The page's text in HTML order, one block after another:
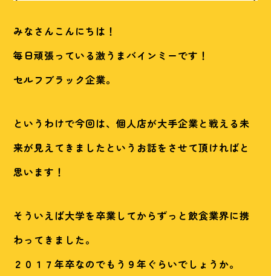
みなさんこんにちは！
毎日頑張っている激うまバインミーです！
セルフブラック企業。
というわけで今回は、個人店が大手企業と戦える未
来が見えてきましたというお話をさせて頂ければと
思います！
そういえば大学を卒業してからずっと飲食業界に携
わってきました。
２０１７年卒なのでもう９年ぐらいでしょうか。